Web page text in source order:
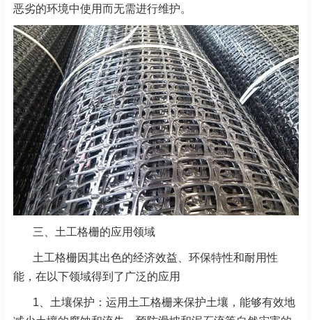
恶劣的环境中使用而无需进行维护。
三、土工格栅的应用领域
土工格栅因其出色的经济效益、环保特性和耐用性
能，在以下领域得到了广泛的应用
1、土壤保护：运用土工格栅来保护土壤，能够有效地